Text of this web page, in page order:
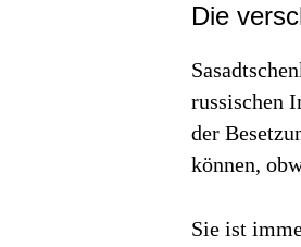
Die
russischen
der
können,
Sie ist